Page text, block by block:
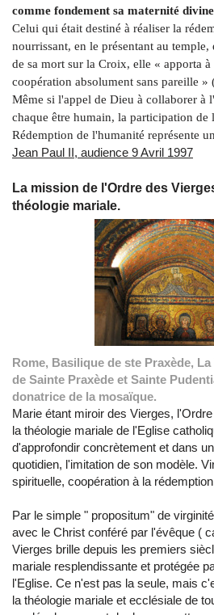
comme fondement sa maternité
Celui qui était destiné à réaliser la
nourrissant, en le présentant au
de sa mort sur la Croix, elle « apporta
coopération absolument sans pareille
Même si l'appel de Dieu à collaborer à
chaque être humain, la participation de
Rédemption de l'humanité représente
Jean Paul II, audience 9 Avril 1997
La mission de l'Ordre des
théologie mariale.
Rome, Basilique de ste Praxède,
de Sainte Praxède et Sainte
donatrice de la mosaïque.
Marie étant miroir des Vierges,
la théologie mariale de l'Eglise
d'approfondir concrètement et dans
quotidien, l'imitation de son modèle.
spirituelle, coopération à la
Par le simple " propositum" de
avec le Christ conféré par l'évêque (
Vierges brille depuis les premiers
mariale resplendissante et protégée
l'Eglise. Ce n'est pas la seule, mais
la théologie mariale et ecclésiale de